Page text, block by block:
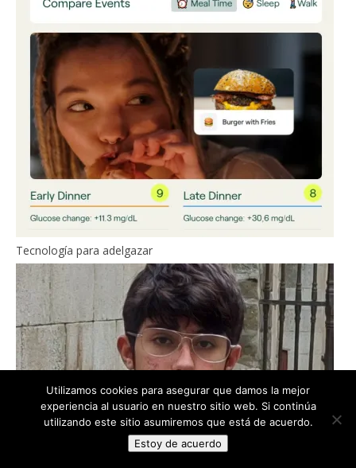
Tecnología para adelgazar
Utilizamos cookies para asegurar que damos la mejor
experiencia al usuario en nuestro sitio web. Si continúa
utilizando este sitio asumiremos que está de acuerdo.
Estoy de acuerdo